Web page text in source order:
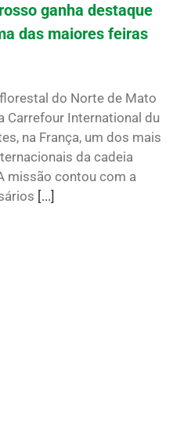
ganha destaque
das maiores feiras
do Norte de Mato
Carrefour International du
na França, um dos mais
da cadeia
missão contou com a
[...]